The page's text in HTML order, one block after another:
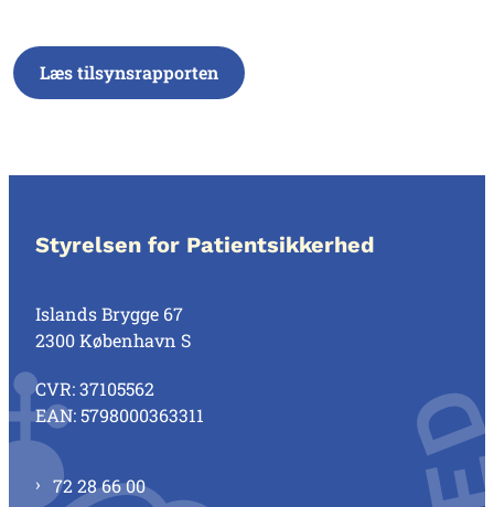
Læs tilsynsrapporten
Styrelsen for Patientsikkerhed
Islands Brygge 67
2300 København S
CVR: 37105562
EAN: 5798000363311
72 28 66 00